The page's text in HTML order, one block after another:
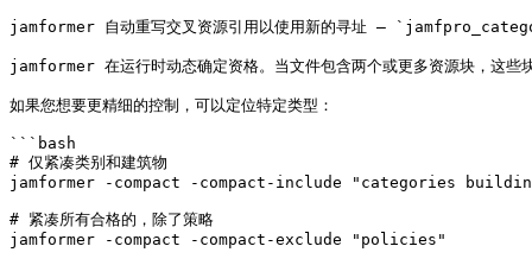
jamformer 自动重写交叉资源引用以使用新的寻址 —
jamformer 在运行时动态确定资格。当文件包含两个或更多资源块，这
如果您想要更精细的控制，可以定位特定类型：
```bash
# 仅紧凑类别和建筑物
jamformer -compact -compact-include "categories
# 紧凑所有合格的，除了策略
jamformer -compact -compact-exclude "policies"